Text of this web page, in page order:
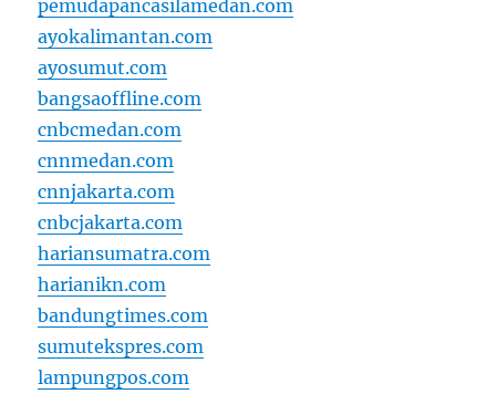
pemudapancasilamedan.com
ayokalimantan.com
ayosumut.com
bangsaoffline.com
cnbcmedan.com
cnnmedan.com
cnnjakarta.com
cnbcjakarta.com
hariansumatra.com
harianikn.com
bandungtimes.com
sumutekspres.com
lampungpos.com